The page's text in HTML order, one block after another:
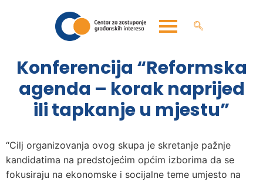
Konferencija “Reformska
agenda – korak naprijed
ili tapkanje u mjestu”
“Cilj organizovanja ovog skupa je skretanje pažnje
kandidatima na predstojećim općim izborima da se
fokusiraju na ekonomske i socijalne teme umjesto na